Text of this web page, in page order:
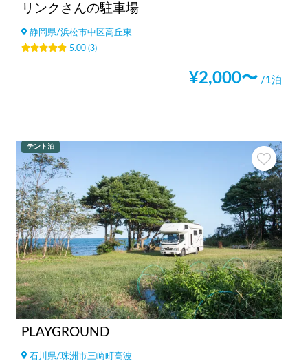
リンクさんの駐車場
静岡県/浜松市中区高丘東
5.00(3)
¥2,000〜 /1泊
テント泊
PLAYGROUND
石川県/珠洲市三崎町高波